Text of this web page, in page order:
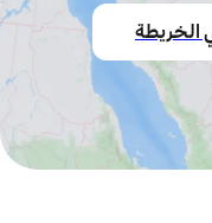
الخريطة